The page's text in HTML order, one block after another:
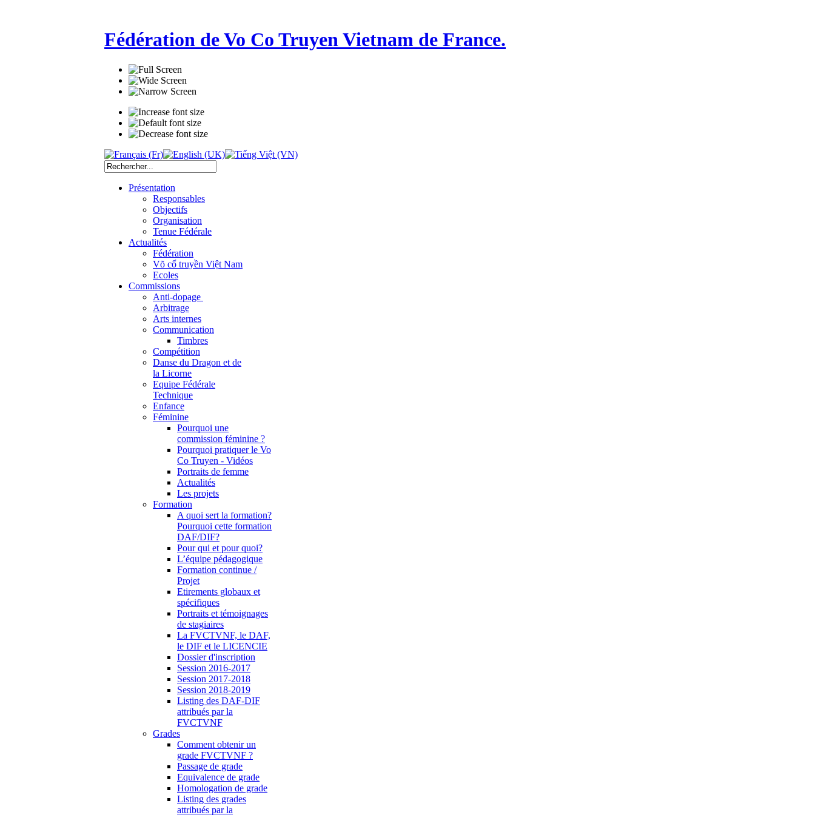
Fédération de Vo Co Truyen Vietnam de France.
Présentation
Responsables
Objectifs
Organisation
Tenue Fédérale
Actualités
Fédération
Võ cổ truyền Việt Nam
Ecoles
Commissions
Anti-dopage
Arbitrage
Communication
Timbres
Compétition
Danse du Dragon et de
la Licorne
Equipe Fédérale
Technique
Enfance
Féminine
Pourquoi une
commission féminine ?
Pourquoi pratiquer le Vo
Co Truyen - Vidéos
Portraits de femme
Actualités
Les projets
Formation
A quoi sert la formation?
Pourquoi cette formation
DAF/DIF?
Pour qui et pour quoi?
L’équipe pédagogique
Formation continue /
Projet
Etirements globaux et
spécifiques
Portraits et témoignages
de stagiaires
La FVCTVNF, le DAF,
le DIF et le LICENCIE
Dossier d'inscription
Session 2016-2017
Session 2017-2018
Session 2018-2019
Listing des DAF-DIF
attribués par la
FVCTVNF
Grades
Comment obtenir un
grade FVCTVNF ?
Passage de grade
Equivalence de grade
Homologation de grade
Listing des grades
attribués par la